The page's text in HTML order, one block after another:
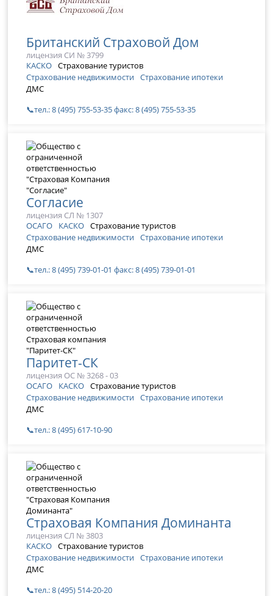
Британский Страховой Дом
лицензия СИ № 3799
КАСКО Страхование туристов
Страхование недвижимости Страхование ипотеки
ДМС
📞тел.: 8 (495) 755-53-35 факс: 8 (495) 755-53-35
Согласие
лицензия СЛ № 1307
ОСАГО
КАСКО Страхование туристов
Страхование недвижимости Страхование ипотеки
ДМС
📞тел.: 8 (495) 739-01-01 факс: 8 (495) 739-01-01
Паритет-СК
лицензия ОС № 3268 - 03
ОСАГО
КАСКО Страхование туристов
Страхование недвижимости Страхование ипотеки
ДМС
📞тел.: 8 (495) 617-10-90
Страховая Компания Доминанта
лицензия СЛ № 3803
КАСКО Страхование туристов
Страхование недвижимости Страхование ипотеки
ДМС
📞тел.: 8 (495) 514-20-20